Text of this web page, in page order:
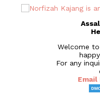
Welcome
For any